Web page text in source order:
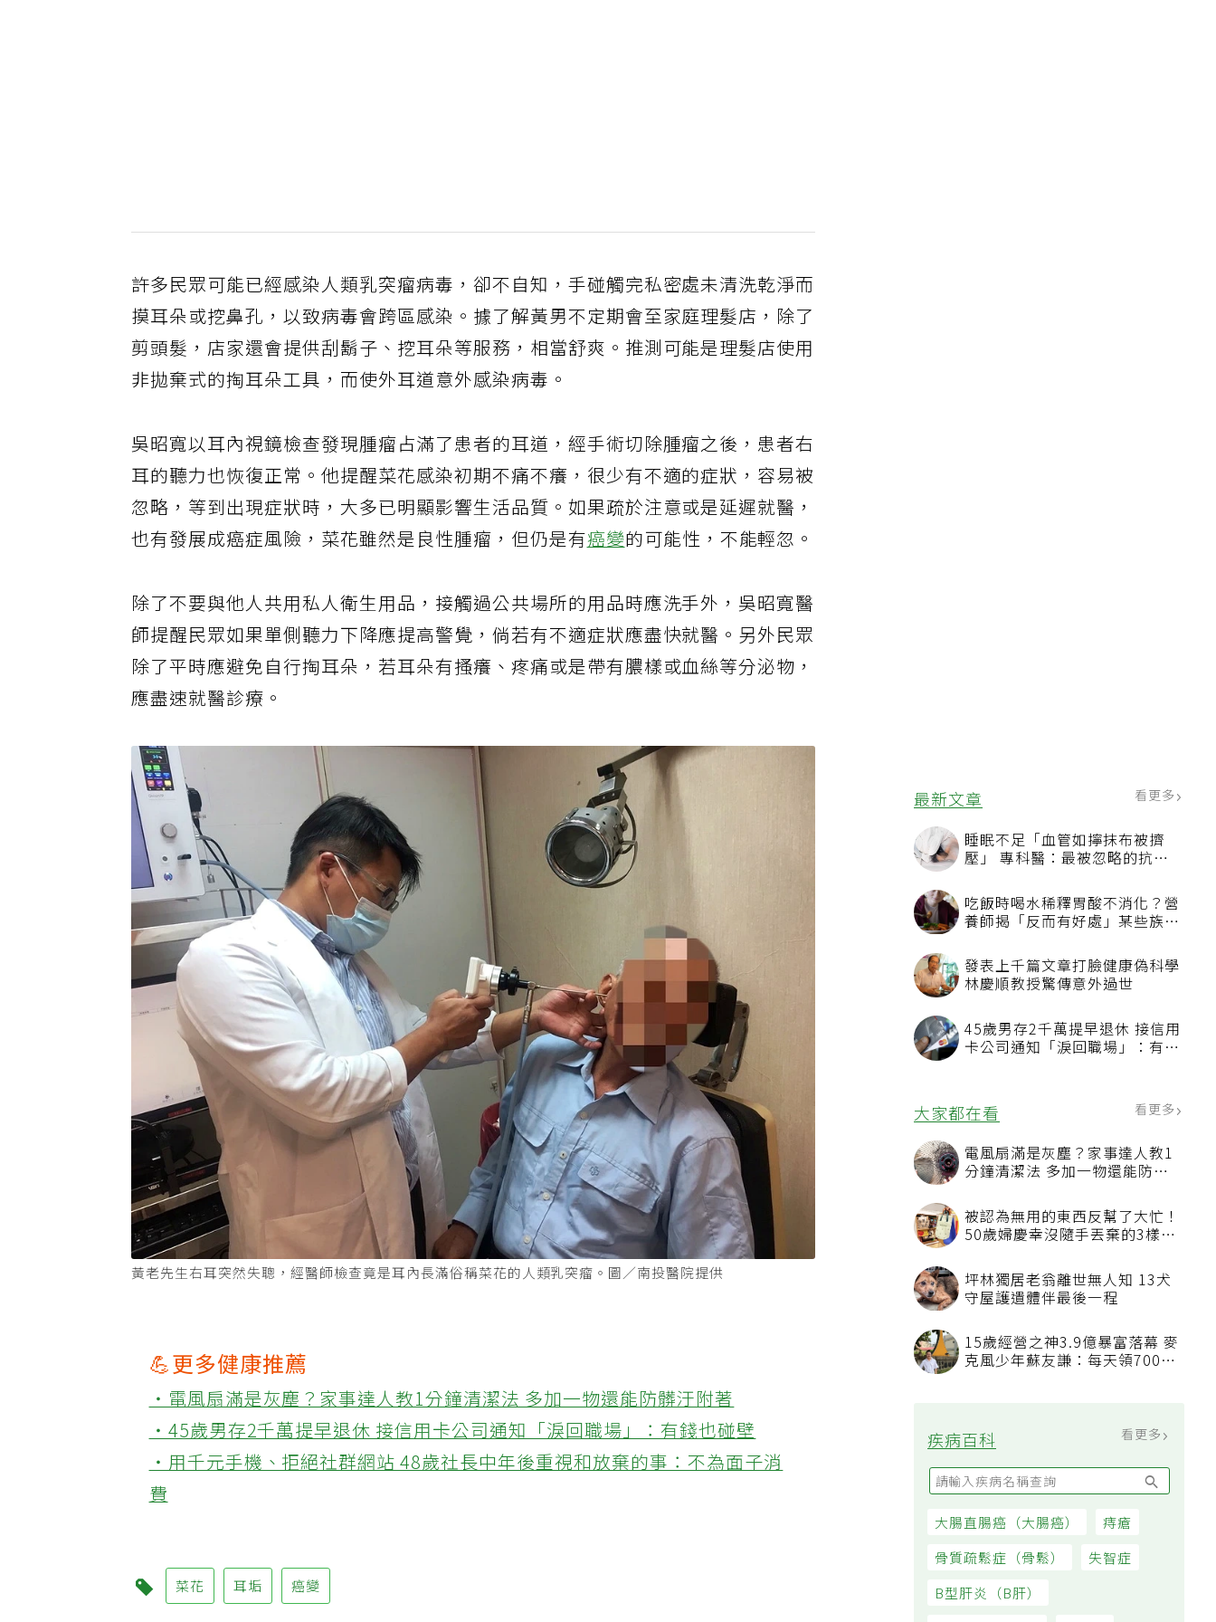
最新文章 看更多
睡眠不足「血管如擰抹布被擠
壓」 專科醫：最被忽略的抗老
吃飯時喝水稀釋胃酸不消化？營
養師揭「反而有好處」某些族群
發表上千篇文章打臉健康偽科學
林慶順教授驚傳意外過世
45歲男存2千萬提早退休 接信用
卡公司通知「淚回職場」：有錢
大家都在看
電風扇滿是灰塵？家事達人教1
被認為無用的東西反幫了大忙！
50歲婦慶幸沒隨手丟棄的3樣物
坪林獨居老翁離世無人知 13犬
守屋護遺體伴最後一程
15歲經營之神3.9億暴富落幕 麥
疾病百科
許多民眾可能已經感染人類乳突瘤病毒，卻不自知，手碰觸完私密處未清洗乾淨而
摸耳朵或挖鼻孔，以致病毒會跨區感染。據了解黃男不定期會至家庭理髮店，除了
剪頭髮，店家還會提供刮鬍子、挖耳朵等服務，相當舒爽。推測可能是理髮店使用
非拋棄式的掏耳朵工具，而使外耳道意外感染病毒。
吳昭寬以耳內視鏡檢查發現腫瘤占滿了患者的耳道，經手術切除腫瘤之後，患者右
耳的聽力也恢復正常。他提醒菜花感染初期不痛不癢，很少有不適的症狀，容易被
忽略，等到出現症狀時，大多已明顯影響生活品質。如果疏於注意或是延遲就醫，
也有發展成癌症風險，菜花雖然是良性腫瘤，但仍是有癌變的可能性，不能輕忽。
除了不要與他人共用私人衛生用品，接觸過公共場所的用品時應洗手外，吳昭寬醫
師提醒民眾如果單側聽力下降應提高警覺，倘若有不適症狀應盡快就醫。另外民眾
除了平時應避免自行掏耳朵，若耳朵有搔癢、疼痛或是帶有膿樣或血絲等分泌物，
應盡速就醫診療。
💪更多健康推薦
‧電風扇滿是灰塵？家事達人教1分鐘清潔法 多加一物還能防髒汙附著
‧45歲男存2千萬提早退休 接信用卡公司通知「淚回職場」：有錢也碰壁
‧用千元手機、拒絕社群網站 48歲社長中年後重視和放棄的事：不為面子消
費
菜花 耳垢 癌變